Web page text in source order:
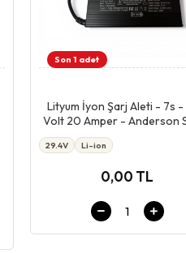
Son 1 adet
Lityum İyon Şarj Aleti - 7s -
Volt 20 Amper - Anderson
29.4V Li-ion
0,00 TL